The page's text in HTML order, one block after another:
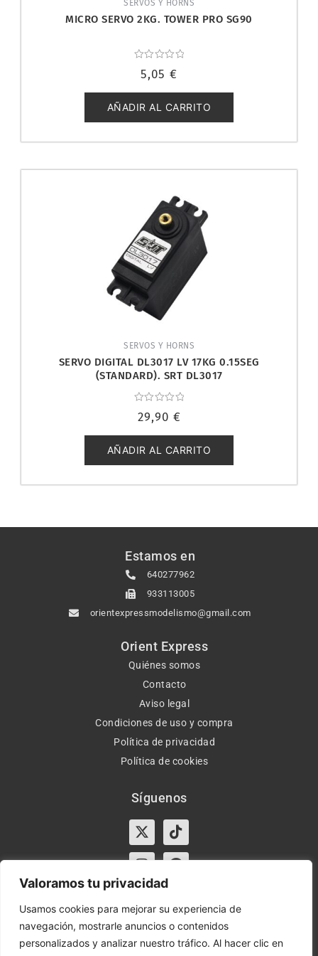
Valoramos tu privacidad
Usamos cookies para mejorar su experiencia de
navegación, mostrarle anuncios o contenidos
personalizados y analizar nuestro tráfico. Al hacer clic en
SERVOS Y HORNS
MICRO SERVO 2KG. TOWER PRO SG90
con
de
5
5,05 €
AÑADIR AL CARRITO
SERVOS Y HORNS
SERVO DIGITAL DL3017 LV 17KG 0.15SEG
(STANDARD). SRT DL3017
con
de
5
29,90 €
AÑADIR AL CARRITO
Estamos en
640277962
933113005
orientexpressmodelismo@gmail.com
Orient Express
Quiénes somos
Contacto
Aviso legal
Condiciones de uso y compra
Política de privacidad
Política de cookies
Síguenos
X-
twitter
Tiktok
InstagramFacebook
Horario:
Lun-Vie de 10:00-13:30 y 17:00-20:00 – Sáb de
10:00-13:30